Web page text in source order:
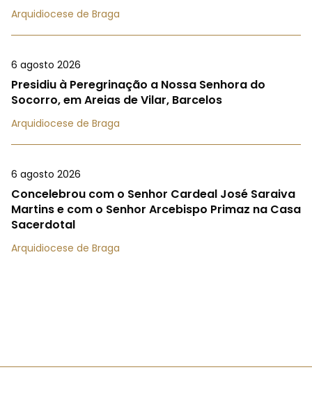
Arquidiocese de Braga
6 agosto 2026
Presidiu à Peregrinação a Nossa Senhora do
Socorro, em Areias de Vilar, Barcelos
Arquidiocese de Braga
6 agosto 2026
Concelebrou com o Senhor Cardeal José Saraiva
Martins e com o Senhor Arcebispo Primaz na Casa
Sacerdotal
Arquidiocese de Braga